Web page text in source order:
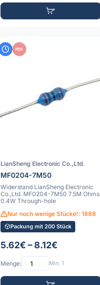
PDF
LianSheng Electronic Co.,Ltd.
MF0204-7M50
Widerstand LianSheng Electronic
Co.,Ltd. MF0204-7M50 7.5M Ohms
0.4W Through-hole
Nur noch wenige Stücke!: 1888
Packung mit 200 Stück
5.62€ – 8.12€
Menge: Min: 1